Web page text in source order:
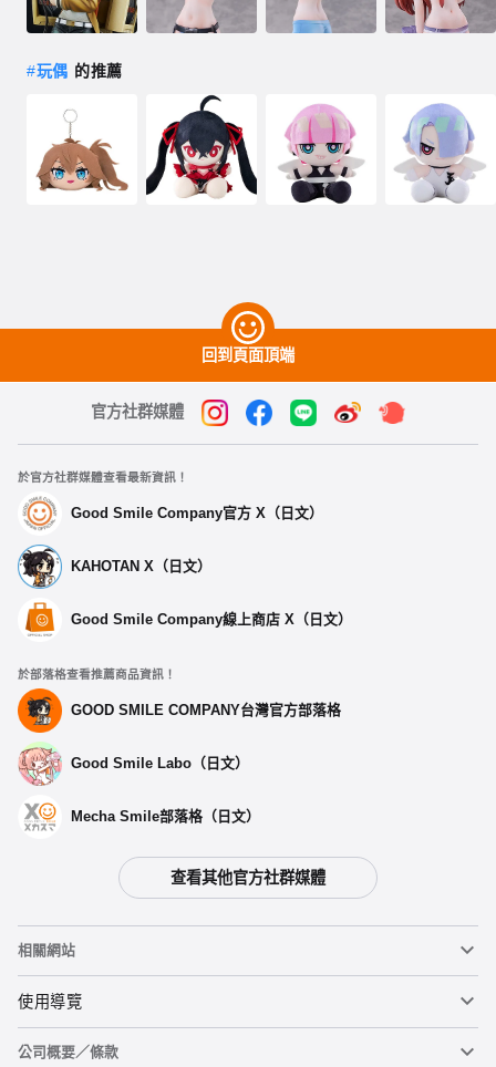
預購期間：2024年11月18日~至 (JST)2024年12月18日
2025年06月發售・每人限購3個
#玩偶 的推薦
回到頁面頂端
官方社群媒體
於官方社群媒體查看最新資訊！
Good Smile Company官方 X（日文）
KAHOTAN X（日文）
Good Smile Company線上商店 X（日文）
於部落格查看推薦商品資訊！
GOOD SMILE COMPANY台灣官方部落格
Good Smile Labo（日文）
Mecha Smile部落格（日文）
查看其他官方社群媒體
相關網站
黏土人
黏土人臉部製造機（英文）
使用導覽
重要公告
公司概要／條款